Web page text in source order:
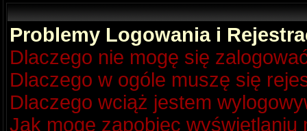
Problemy Logowania i
Dlaczego nie mogę się
Dlaczego w ogóle muszę się
Dlaczego wciąż jestem
Jak mogę zapobiec